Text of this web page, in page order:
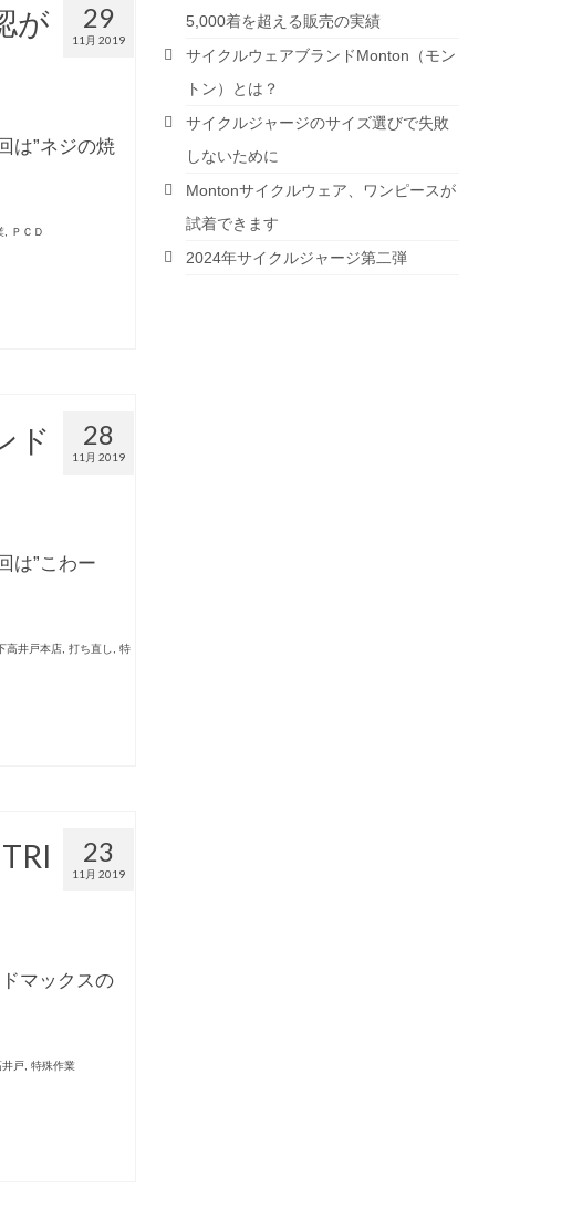
29
11月 2019
が
は”ネジの焼
, ＰＣＤ
28
11月 2019
ド
は”こわー
高井戸本店, 打ち直し
特
23
11月 2019
マックスの
井戸, 特殊作業
5,000着を超える販売の実績
サイクルウェアブランドMonton（モン
トン）とは？
サイクルジャージのサイズ選びで失敗
しないために
Montonサイクルウェア、ワンピースが
試着できます
2024年サイクルジャージ第二弾